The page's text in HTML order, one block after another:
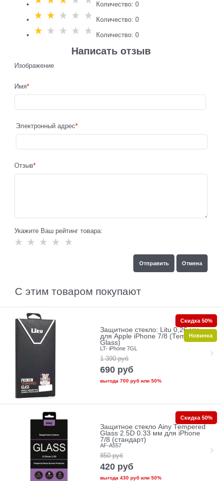
Количество: 0
Количество: 0
Количество: 0
Написать отзыв
Изображение
Имя
Электронный адрес
Отзыв
Укажите Ваш рейтинг товара:
С этим товаром покупают
Защитное стекло: Litu 0,26 мм
для Apple iPhone 7/8 (Tempered
Glass)
LT- iPhone 7GL
1 390 руб
690 руб
выгода 700 рубили 50%
Скидка 50%
Новинка
Защитное стекло Ainy Tempered
Glass 2.5D 0.33 мм для iPhone
7/8 (стандарт)
AF-A557
850 руб
420 руб
выгода 430 рубили 50%
Скидка 50%